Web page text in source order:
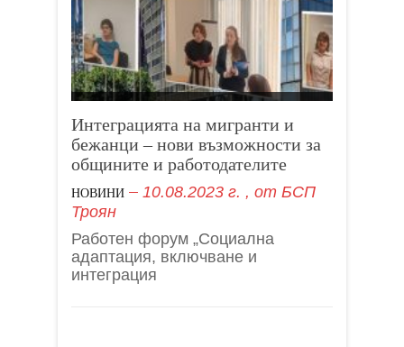
Интеграцията на мигранти и
бежанци – нови възможности за
общините и работодателите
НОВИНИ 10.08.2023 г. , от БСП
Троян
Работен форум „Социална
адаптация, включване и
интеграция